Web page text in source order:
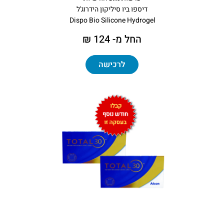
דיספו ביו סיליקון הידרוג'ל
Dispo Bio Silicone Hydrogel
החל מ- 124 ₪
לרכישה